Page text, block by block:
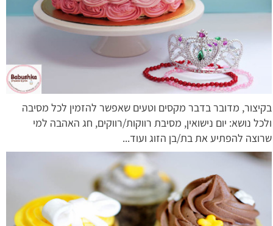
בקיצור, מדובר בדבר מקסים וטעים שאפשר להזמין לכל מסיבה
ולכל נושא: יום נישואין, מסיבת רווקות/רווקים, חג האהבה למי
שרוצה להפתיע את בת/בן הזוג ועוד...